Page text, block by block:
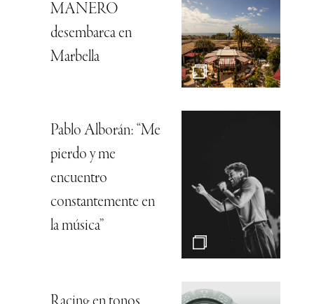
MANERO
desembarca en
Marbella
Pablo Alborán: “Me
pierdo y me
encuentro
constantemente en
la música”